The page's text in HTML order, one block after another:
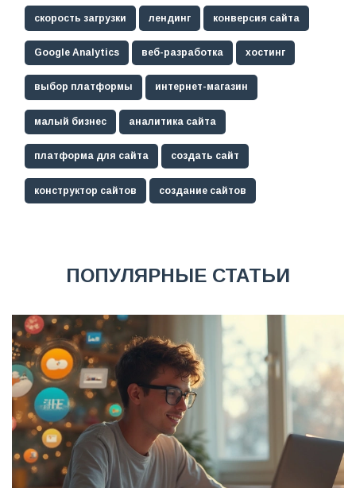
скорость загрузки лендинг конверсия сайта
Google Analytics веб-разработка хостинг
выбор платформы интернет-магазин
малый бизнес аналитика сайта
платформа для сайта создать сайт
конструктор сайтов создание сайтов
ПОПУЛЯРНЫЕ СТАТЬИ